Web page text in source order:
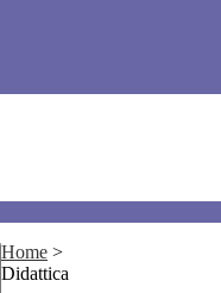
Home >
Didattica